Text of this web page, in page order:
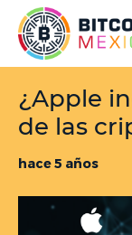
¿Apple
de las
hace 5 años